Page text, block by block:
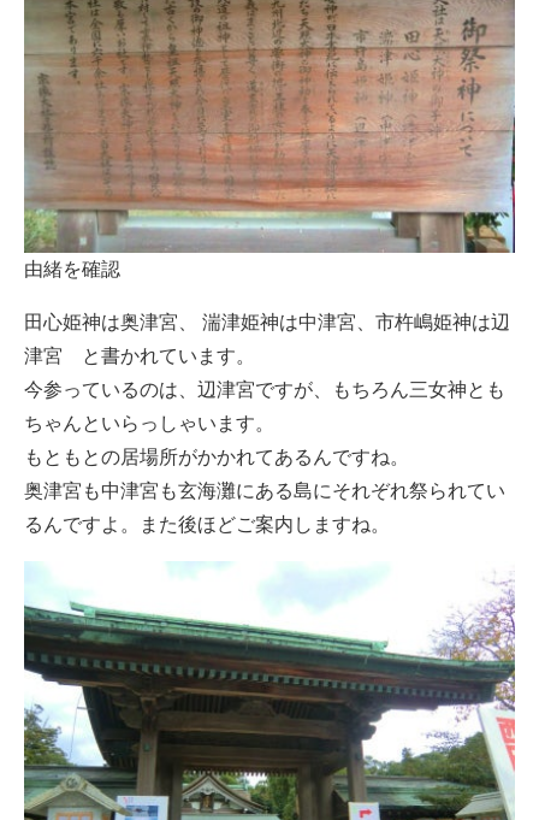
由緒を確認
田心姫神は奥津宮、 湍津姫神は中津宮、市杵嶋姫神は辺
津宮 と書かれています。
今参っているのは、辺津宮ですが、もちろん三女神とも
ちゃんといらっしゃいます。
もともとの居場所がかかれてあるんですね。
奥津宮も中津宮も玄海灘にある島にそれぞれ祭られてい
るんですよ。また後ほどご案内しますね。